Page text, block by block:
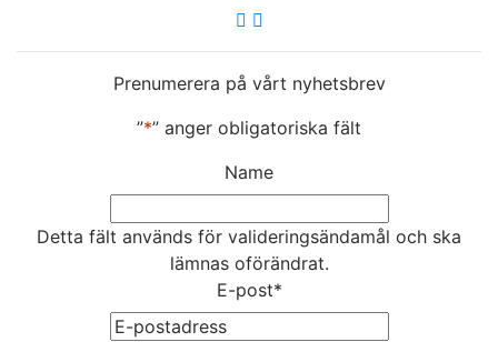
Prenumerera på vårt nyhetsbrev
”*” anger obligatoriska fält
Name
Detta fält används för valideringsändamål och ska
lämnas oförändrat.
E-post*